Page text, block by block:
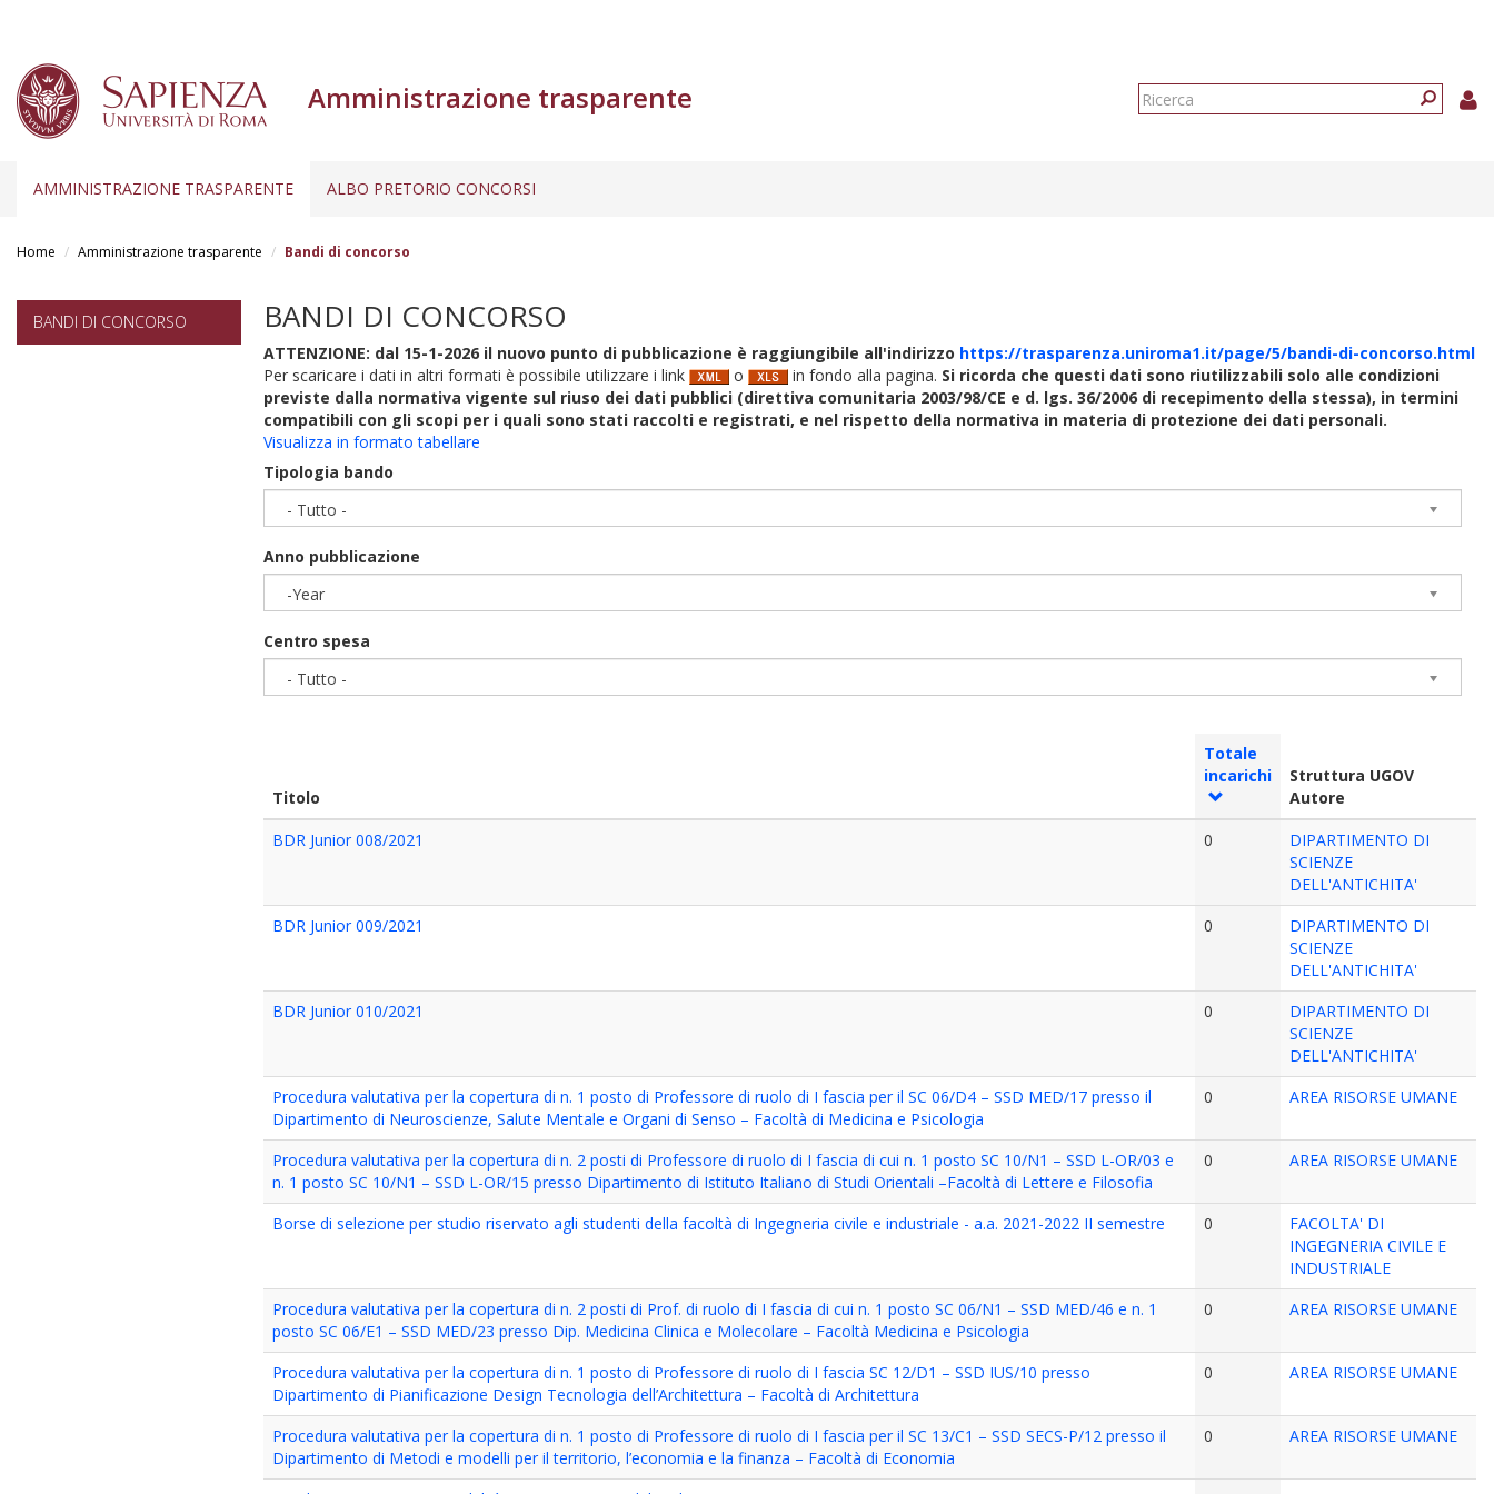
Amministrazione trasparente
Form
AMMINISTRAZIONE TRASPARENTE ALBO PRETORIO CONCORSI
Home Amministrazione trasparente Bandi di concorso
BANDI DI CONCORSO BANDI DI CONCORSO
ATTENZIONE: dal 15-1-2026 il nuovo punto di pubblicazione è raggiungibile all'indirizzo https://trasparenza.uniroma1.it/page/5/bandi-di-concorso.html
Per scaricare i dati in altri formati è possibile utilizzare i link
o in fondo alla pagina. Si ricorda che questi dati sono riutilizzabili solo alle condizioni
previste dalla normativa vigente sul riuso dei dati pubblici (direttiva comunitaria 2003/98/CE e d. lgs. 36/2006 di recepimento della stessa), in termini
compatibili con gli scopi per i quali sono stati raccolti e registrati, e nel rispetto della normativa in materia di protezione dei dati personali.
Visualizza in formato tabellare
Tipologia bando
- Tutto -
Anno pubblicazione
-Year
Centro spesa
- Tutto -
Titolo
Totale
incarichi
Struttura UGOV
Autore
BDR Junior 008/2021
0
DIPARTIMENTO DI
SCIENZE
DELL'ANTICHITA'
BDR Junior 009/2021
0
DIPARTIMENTO DI
SCIENZE
DELL'ANTICHITA'
BDR Junior 010/2021
0
DIPARTIMENTO DI
SCIENZE
DELL'ANTICHITA'
Procedura valutativa per la copertura di n. 1 posto di Professore di ruolo di I fascia per il SC 06/D4 – SSD MED/17 presso il
Dipartimento di Neuroscienze, Salute Mentale e Organi di Senso – Facoltà di Medicina e Psicologia
0 AREA RISORSE UMANE
Procedura valutativa per la copertura di n. 2 posti di Professore di ruolo di I fascia di cui n. 1 posto SC 10/N1 – SSD L-OR/03 e
n. 1 posto SC 10/N1 – SSD L-OR/15 presso Dipartimento di Istituto Italiano di Studi Orientali –Facoltà di Lettere e Filosofia
0 AREA RISORSE UMANE
Borse di selezione per studio riservato agli studenti della facoltà di Ingegneria civile e industriale - a.a. 2021-2022 II semestre 0
FACOLTA' DI
INGEGNERIA CIVILE E
INDUSTRIALE
Procedura valutativa per la copertura di n. 2 posti di Prof. di ruolo di I fascia di cui n. 1 posto SC 06/N1 – SSD MED/46 e n. 1
posto SC 06/E1 – SSD MED/23 presso Dip. Medicina Clinica e Molecolare – Facoltà Medicina e Psicologia
0 AREA RISORSE UMANE
Procedura valutativa per la copertura di n. 1 posto di Professore di ruolo di I fascia SC 12/D1 – SSD IUS/10 presso
Dipartimento di Pianificazione Design Tecnologia dell’Architettura – Facoltà di Architettura
0 AREA RISORSE UMANE
Procedura valutativa per la copertura di n. 1 posto di Professore di ruolo di I fascia per il SC 13/C1 – SSD SECS-P/12 presso il
Dipartimento di Metodi e modelli per il territorio, l’economia e la finanza – Facoltà di Economia
0 AREA RISORSE UMANE